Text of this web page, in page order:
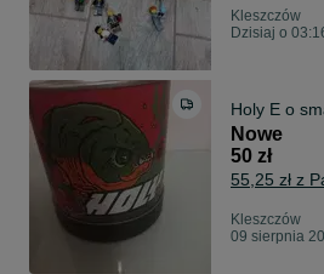
Kleszczów
Dzisiaj o
Holy E o
Nowe
50 zł
55,25 zł z
Kleszczów
09 sierpnia